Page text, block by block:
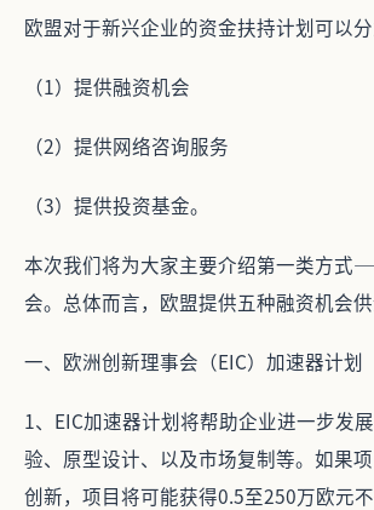
欧盟对于新兴企业的资金扶持计划可以分
（1）提供融资机会
（2）提供网络咨询服务
（3）提供投资基金。
本次我们将为大家主要介绍第一类方式
会。总体而言，欧盟提供五种融资机会供
一、欧洲创新理事会（EIC）加速器计划
1、EIC加速器计划将帮助企业进一步发
验、原型设计、以及市场复制等。如果
创新，项目将可能获得0.5至250万欧元不